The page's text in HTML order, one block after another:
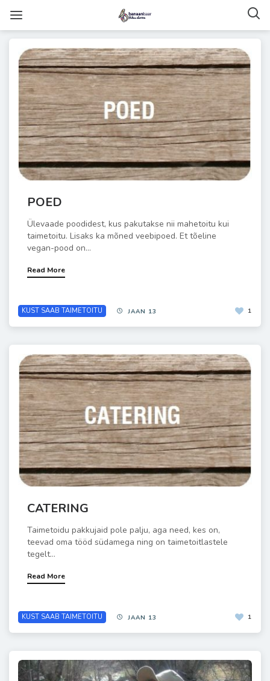
POED
Ülevaade poodidest, kus pakutakse nii mahetoitu kui
taimetoitu. Lisaks ka mõned veebipoed. Et tõeline
vegan-pood on...
Read More
KUST SAAB TAIMETOITU JAAN 13 1
CATERING
Taimetoidu pakkujaid pole palju, aga need, kes on,
teevad oma tööd südamega ning on taimetoitlastele
tegelt...
Read More
KUST SAAB TAIMETOITU JAAN 13 1